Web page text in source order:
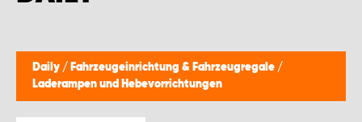
Daily / Fahrzeugeinrichtung & Fahrzeugregale /
Laderampen und Hebevorrichtungen
WORK SYSTEM LIMBURG-KEMPEN